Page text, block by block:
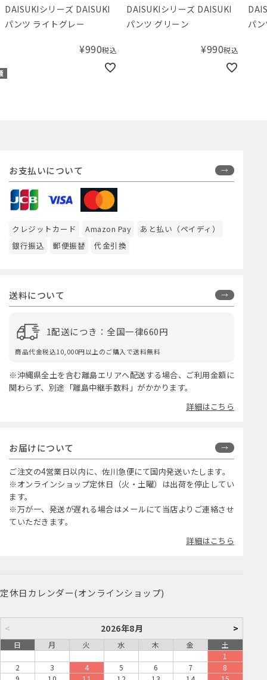
DAISUKIシリーズ DAISUKI
パンツ ライトグレー
¥990税込
DAISUKIシリーズ DAISUKI
パンツ グリーン
¥990税込
パ
お支払いについて
クレジットカード Amazon Pay
あと払い（ペイディ）
銀行振込
郵便振替 代金引換
送料について
1配送につき：全国一律660円
商品代金税込10,000円以上のご購入で送料無料
※沖縄県全土を含む離島エリアへ配送する場合、ご利用金額に
関わらず、別途「離島中継手数料」がかかります。
詳細はこちら
お届けについて
ご注文の4営業日以内に、佐川急便にて国内発送いたします。
※オンラインショップ定休日（火・土曜）は出荷を停止してい
ます。
※万が一、発送が遅れる場合はメールにて当店よりご連絡させ
ていただきます。
詳細はこちら
定休日カレンダー(オンラインショップ)
< 2026年8月 >
日 月 火 水 木 金
土
1
2
3 4 5 6 7
8